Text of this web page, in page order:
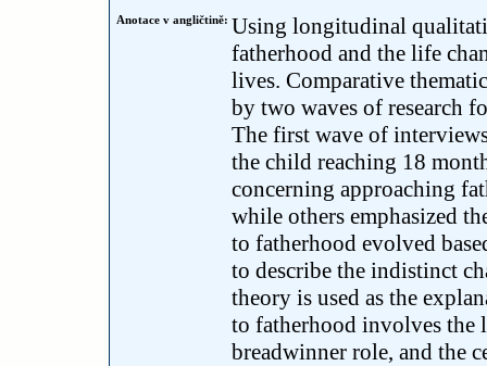
Anotace v angličtině: Using longitudinal
fatherhood and the life
lives. Comparative
by two waves of research
The first wave of
the child reaching 18
concerning approaching
while others emphasized
to fatherhood evolved
to describe the indistinct
theory is used as the
to fatherhood involves the
breadwinner role, and the